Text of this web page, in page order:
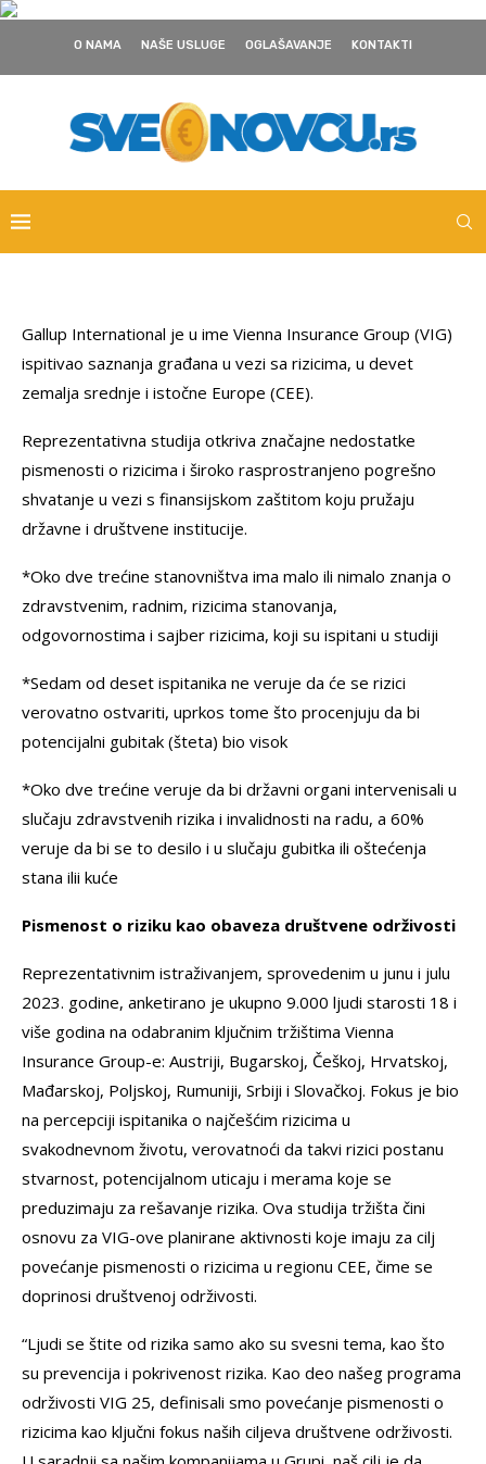
O NAMA NAŠE USLUGE OGLAŠAVANJE KONTAKTI
Gallup International je u ime Vienna Insurance Group (VIG)
ispitivao saznanja građana u vezi sa rizicima, u devet
zemalja srednje i istočne Europe (CEE).
Reprezentativna studija otkriva značajne nedostatke
pismenosti o rizicima i široko rasprostranjeno pogrešno
shvatanje u vezi s finansijskom zaštitom koju pružaju
državne i društvene institucije.
*Oko dve trećine stanovništva ima malo ili nimalo znanja o
zdravstvenim, radnim, rizicima stanovanja,
odgovornostima i sajber rizicima, koji su ispitani u studiji
*Sedam od deset ispitanika ne veruje da će se rizici
verovatno ostvariti, uprkos tome što procenjuju da bi
potencijalni gubitak (šteta) bio visok
*Oko dve trećine veruje da bi državni organi intervenisali u
slučaju zdravstvenih rizika i invalidnosti na radu, a 60%
veruje da bi se to desilo i u slučaju gubitka ili oštećenja
stana ilii kuće
Pismenost o riziku kao obaveza društvene održivosti
Reprezentativnim istraživanjem, sprovedenim u junu i julu
2023. godine, anketirano je ukupno 9.000 ljudi starosti 18 i
više godina na odabranim ključnim tržištima Vienna
Insurance Group-e: Austriji, Bugarskoj, Češkoj, Hrvatskoj,
Mađarskoj, Poljskoj, Rumuniji, Srbiji i Slovačkoj. Fokus je bio
na percepciji ispitanika o najčešćim rizicima u
svakodnevnom životu, verovatnoći da takvi rizici postanu
stvarnost, potencijalnom uticaju i merama koje se
preduzimaju za rešavanje rizika. Ova studija tržišta čini
osnovu za VIG-ove planirane aktivnosti koje imaju za cilj
povećanje pismenosti o rizicima u regionu CEE, čime se
doprinosi društvenoj održivosti.
“Ljudi se štite od rizika samo ako su svesni tema, kao što
su prevencija i pokrivenost rizika. Kao deo našeg programa
održivosti VIG 25, definisali smo povećanje pismenosti o
rizicima kao ključni fokus naših ciljeva društvene održivosti.